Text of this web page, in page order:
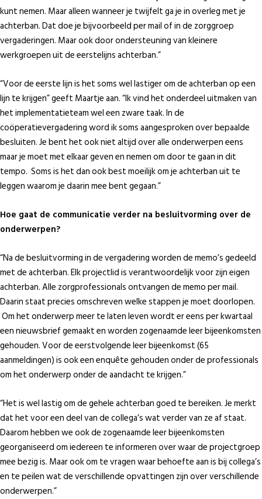
kunt nemen. Maar alleen wanneer je twijfelt ga je in overleg met je
achterban. Dat doe je bijvoorbeeld per mail of in de zorggroep
vergaderingen. Maar ook door ondersteuning van kleinere
werkgroepen uit de eerstelijns achterban.”
“Voor de eerste lijn is het soms wel lastiger om de achterban op een
lijn te krijgen” geeft Maartje aan. “Ik vind het onderdeel uitmaken van
het implementatieteam wel een zware taak. In de
coöperatievergadering word ik soms aangesproken over bepaalde
besluiten. Je bent het ook niet altijd over alle onderwerpen eens
maar je moet met elkaar geven en nemen om door te gaan in dit
tempo. Soms is het dan ook best moeilijk om je achterban uit te
leggen waarom je daarin mee bent gegaan.”
Hoe gaat de communicatie verder na besluitvorming over de
onderwerpen?
“Na de besluitvorming in de vergadering worden de memo’s gedeeld
met de achterban. Elk projectlid is verantwoordelijk voor zijn eigen
achterban. Alle zorgprofessionals ontvangen de memo per mail.
Daarin staat precies omschreven welke stappen je moet doorlopen.
Om het onderwerp meer te laten leven wordt er eens per kwartaal
een nieuwsbrief gemaakt en worden zogenaamde leer bijeenkomsten
gehouden. Voor de eerstvolgende leer bijeenkomst (65
aanmeldingen) is ook een enquête gehouden onder de professionals
om het onderwerp onder de aandacht te krijgen.”
“Het is wel lastig om de gehele achterban goed te bereiken. Je merkt
dat het voor een deel van de collega’s wat verder van ze af staat.
Daarom hebben we ook de zogenaamde leer bijeenkomsten
georganiseerd om iedereen te informeren over waar de projectgroep
mee bezig is. Maar ook om te vragen waar behoefte aan is bij collega’s
en te peilen wat de verschillende opvattingen zijn over verschillende
onderwerpen.”